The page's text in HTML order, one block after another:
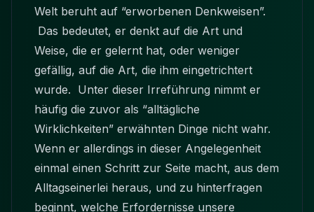
Welt beruht auf “erworbenen Denkweisen”.
Das bedeutet, er denkt auf die Art und
Weise, die er gelernt hat, oder weniger
gefällig, auf die Art, die ihm eingetrichtert
wurde. Unter dieser Irreführung nimmt er
häufig die zuvor als “alltägliche
Wirklichkeiten” erwähnten Dinge nicht wahr.
Wenn er allerdings in dieser Angelegenheit
einmal einen Schritt zur Seite macht, aus dem
Alltagseinerlei heraus, und zu hinterfragen
beginnt, welche Erfordernisse unsere